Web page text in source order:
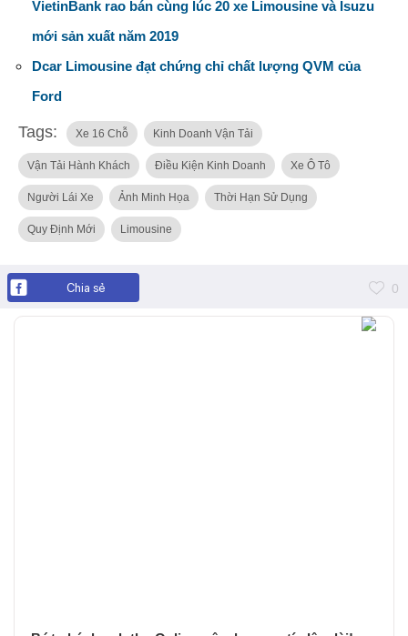
VietinBank rao bán cùng lúc 20 xe Limousine và Isuzu
mới sản xuất năm 2019
Dcar Limousine đạt chứng chỉ chất lượng QVM của
Ford
Tags: Xe 16 Chỗ Kinh Doanh Vận Tải
Vận Tải Hành Khách Điều Kiện Kinh Doanh Xe Ô Tô
Người Lái Xe Ảnh Minh Họa Thời Hạn Sử Dụng
Quy Định Mới Limousine
Chia sẻ 0